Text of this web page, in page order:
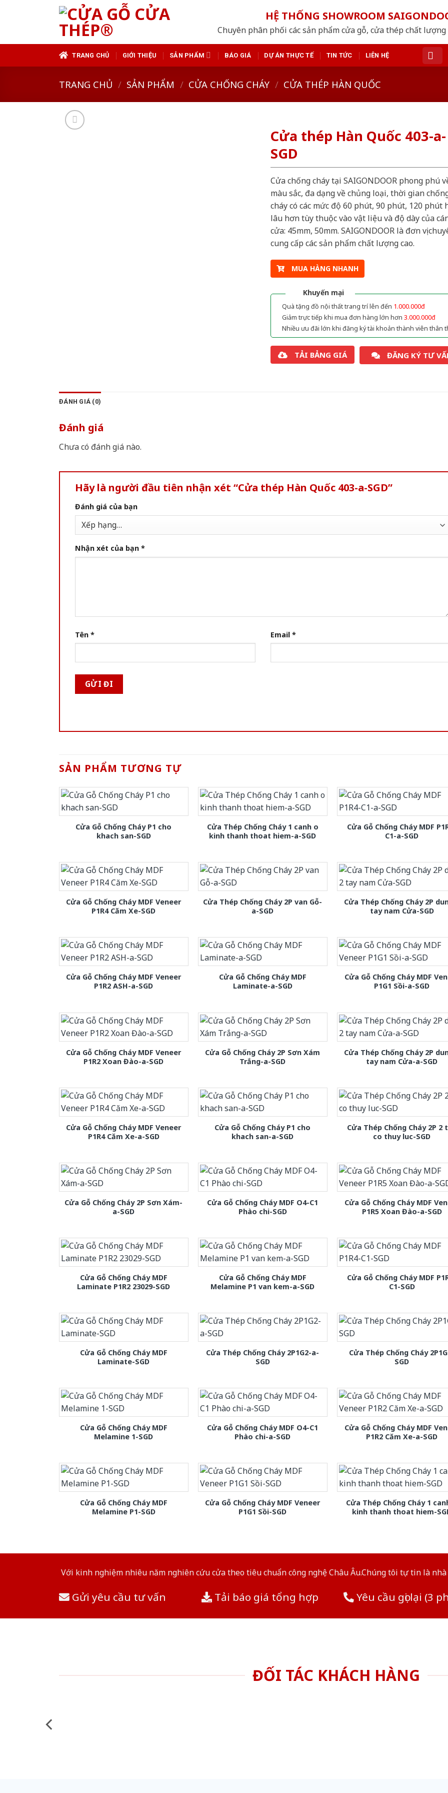
HỆ THỐNG SHOWROOM
Chuyên phân phối các sản phẩm cửa gỗ, cửa thép chất
TRANG CHỦ GIỚI THIỆU SẢN PHẨM BÁO GIÁ DỰ ÁN THỰC TẾ TIN TỨC LIÊN HỆ
TRANG CHỦ / SẢN PHẨM / CỬA CHỐNG CHÁY / CỬA THÉP HÀN QUỐC
Cửa thép Hàn Quốc 403-a-
SGD
Cửa chống cháy tại SAIGONDOOR phong phú
màu sắc, đa dạng về chủng loại, thời gian
cháy có các mức độ 60 phút, 90 phút, 120 phút
lâu hơn tùy thuộc vào vật liệu và độ dày của
cửa: 45mm, 50mm. SAIGONDOOR là đơn vị
cung cấp các sản phẩm chất lượng cao.
MUA HÀNG NHANH
Khuyến mại
Quà tặng đồ nội thất trang trí lên đến 1.000.000đ
Giảm trực tiếp khi mua đơn hàng lớn hơn 3.000.000đ
Nhiều ưu đãi lớn khi đăng ký tài khoản thành viên thân
TẢI BẢNG GIÁ ĐĂNG KÝ TƯ
ĐÁNH GIÁ (0)
Đánh giá
Chưa có đánh giá nào.
Hãy là người đầu tiên nhận xét “Cửa thép Hàn Quốc 403-a-SGD”
Đánh giá của bạn
Nhận xét của bạn *
Tên * Email *
SẢN PHẨM TƯƠNG TỰ
Cửa Gỗ Chống Cháy P1 cho
khach san-SGD
Cửa Thép Chống Cháy 1 canh o
kinh thanh thoat hiem-a-SGD
Cửa Gỗ Chống Cháy MDF
C1-a-SGD
Cửa Gỗ Chống Cháy MDF Veneer
P1R4 Căm Xe-SGD
Cửa Thép Chống Cháy 2P van Gỗ-
a-SGD
Cửa Thép Chống Cháy 2P
tay nam Cửa-SGD
Cửa Gỗ Chống Cháy MDF Veneer
P1R2 ASH-a-SGD
Cửa Gỗ Chống Cháy MDF
Laminate-a-SGD
Cửa Gỗ Chống Cháy MDF
P1G1 Sồi-a-SGD
Cửa Gỗ Chống Cháy MDF Veneer
P1R2 Xoan Đào-a-SGD
Cửa Gỗ Chống Cháy 2P Sơn Xám
Trắng-a-SGD
Cửa Thép Chống Cháy 2P
tay nam Cửa-a-SGD
Cửa Gỗ Chống Cháy MDF Veneer
P1R4 Căm Xe-a-SGD
Cửa Gỗ Chống Cháy P1 cho
khach san-a-SGD
Cửa Thép Chống Cháy 2P 2
co thuy luc-SGD
Cửa Gỗ Chống Cháy 2P Sơn Xám-
a-SGD
Cửa Gỗ Chống Cháy MDF O4-C1
Phào chi-SGD
Cửa Gỗ Chống Cháy MDF
P1R5 Xoan Đào-a-SGD
Cửa Gỗ Chống Cháy MDF
Laminate P1R2 23029-SGD
Cửa Gỗ Chống Cháy MDF
Melamine P1 van kem-a-SGD
Cửa Gỗ Chống Cháy MDF
C1-SGD
Cửa Gỗ Chống Cháy MDF
Laminate-SGD
Cửa Thép Chống Cháy 2P1G2-a-
SGD
Cửa Thép Chống Cháy
SGD
Cửa Gỗ Chống Cháy MDF
Melamine 1-SGD
Cửa Gỗ Chống Cháy MDF O4-C1
Phào chi-a-SGD
Cửa Gỗ Chống Cháy MDF
P1R2 Căm Xe-a-SGD
Cửa Gỗ Chống Cháy MDF
Melamine P1-SGD
Cửa Gỗ Chống Cháy MDF Veneer
P1G1 Sồi-SGD
Cửa Thép Chống Cháy 1
kinh thanh thoat hiem-
Với kinh nghiệm nhiêu năm nghiên cứu cửa theo tiêu chuẩn công nghệ Châu Âu.Chúng tôi tự tin là
Gửi yêu cầu tư vấn Tải báo giá tổng hợp Yêu cầu gọi lại (3
ĐỐI TÁC KHÁCH HÀNG